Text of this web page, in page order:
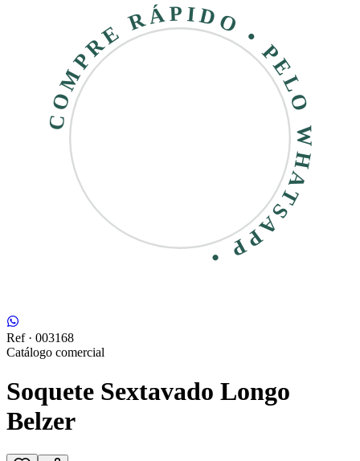
COMPRE RÁPIDO • PELO WHATSAPP •
Ref · 003168
Catálogo comercial
Soquete Sextavado Longo
Belzer